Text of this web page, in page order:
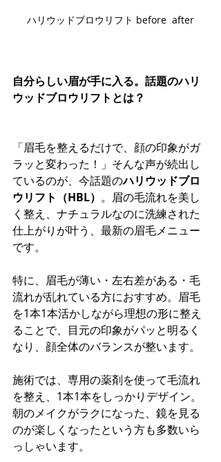
ハリウッドブロウリフト before  after
自分らしい眉が手に入る。話題のハリ
ウッドブロウリフトとは？
「眉毛を整えるだけで、顔の印象がガ
ラッと変わった！」そんな声が続出し
ているのが、今話題のハリウッドブロ
ウリフト（HBL） 。眉の毛流れを美し
く整え、ナチュラルなのに洗練された
仕上がりが叶う、最新の眉毛メニュー
です。
特に、眉毛が薄い・左右差がある・毛
流れが乱れている方におすすめ。眉毛
を1本1本活かしながら理想の形に整え
ることで、目元の印象がパッと明るく
なり、顔全体のバランスが整います。
施術では、専用の薬剤を使って毛流れ
を整え、1本1本をしっかりデザイン。
朝のメイクがラクになった、鏡を見る
のが楽しくなったという方も多数いら
っしゃいます。